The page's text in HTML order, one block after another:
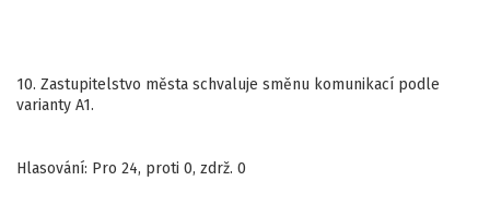
10. Zastupitelstvo města schvaluje směnu komunikací podle
varianty A1.
Hlasování: Pro 24, proti 0, zdrž. 0